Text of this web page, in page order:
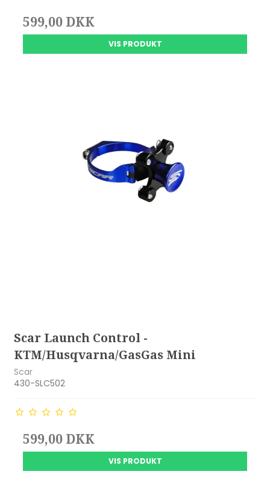
599,00 DKK
VIS PRODUKT
Scar Launch Control -
KTM/Husqvarna/GasGas Mini
Scar
430-SLC502
599,00 DKK
VIS PRODUKT